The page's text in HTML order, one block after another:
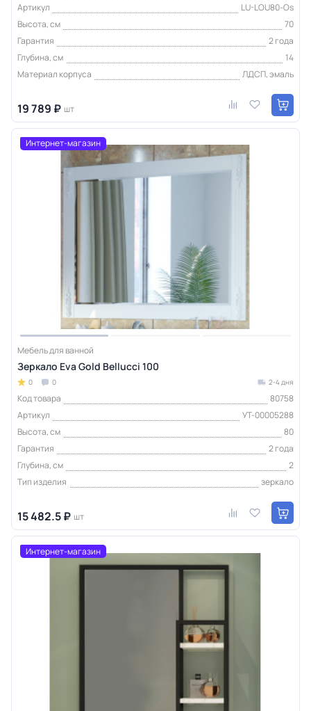
Артикул
LU-LOU80-Os
Высота, см
70
Гарантия
2 года
Глубина, см
14
Материал корпуса
ЛДСП, эмаль
19 789 ₽ шт
Интернет-магазин
Мебель для ванной
Зеркало Eva Gold Bellucci 100
0 0 2-4 дня
Код товара
80758
Артикул
УТ-00005288
Высота, см
80
Гарантия
2 года
Глубина, см
2
Тип изделия
зеркало
15 482.5 ₽ шт
Интернет-магазин